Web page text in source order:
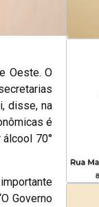
Oeste. O
disse, na
é
70°
Governo